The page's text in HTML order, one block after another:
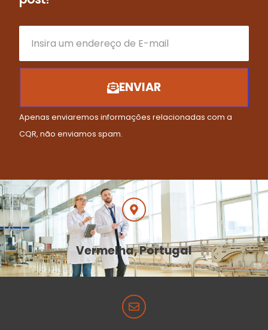
ENVIAR
Apenas enviaremos informações relacionadas com a
CQR, não enviamos spam.
Vermelha, Portugal